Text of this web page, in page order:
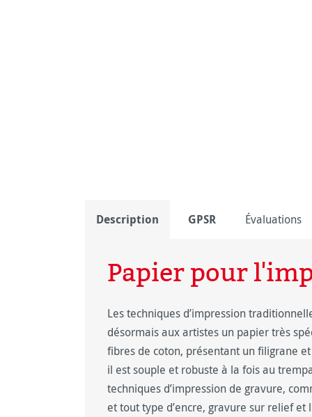
Description GPSR Évaluations
Papier pour
Les techniques d’impression
désormais aux artistes un papier très
fibres de coton, présentant un filigrane
il est souple et robuste à la fois au
techniques d’impression de gravure,
et tout type d’encre, gravure sur relief